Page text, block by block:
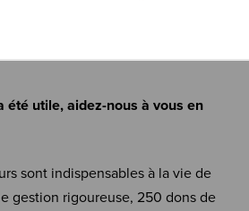
été utile, aidez-nous à vous en
sont indispensables à la vie de
gestion rigoureuse, 250 dons de